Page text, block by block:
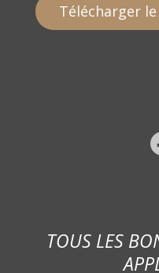
Télécharger
TOUS LES